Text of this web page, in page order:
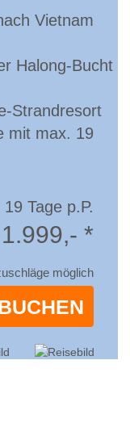
Vietnam
­Halong-Bucht
­Strandresort
mit max. 19
19 Tage p.P.
*
möglich